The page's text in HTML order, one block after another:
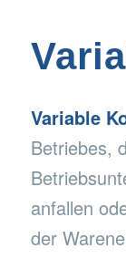
Variable
Betriebes,
anfallen
der